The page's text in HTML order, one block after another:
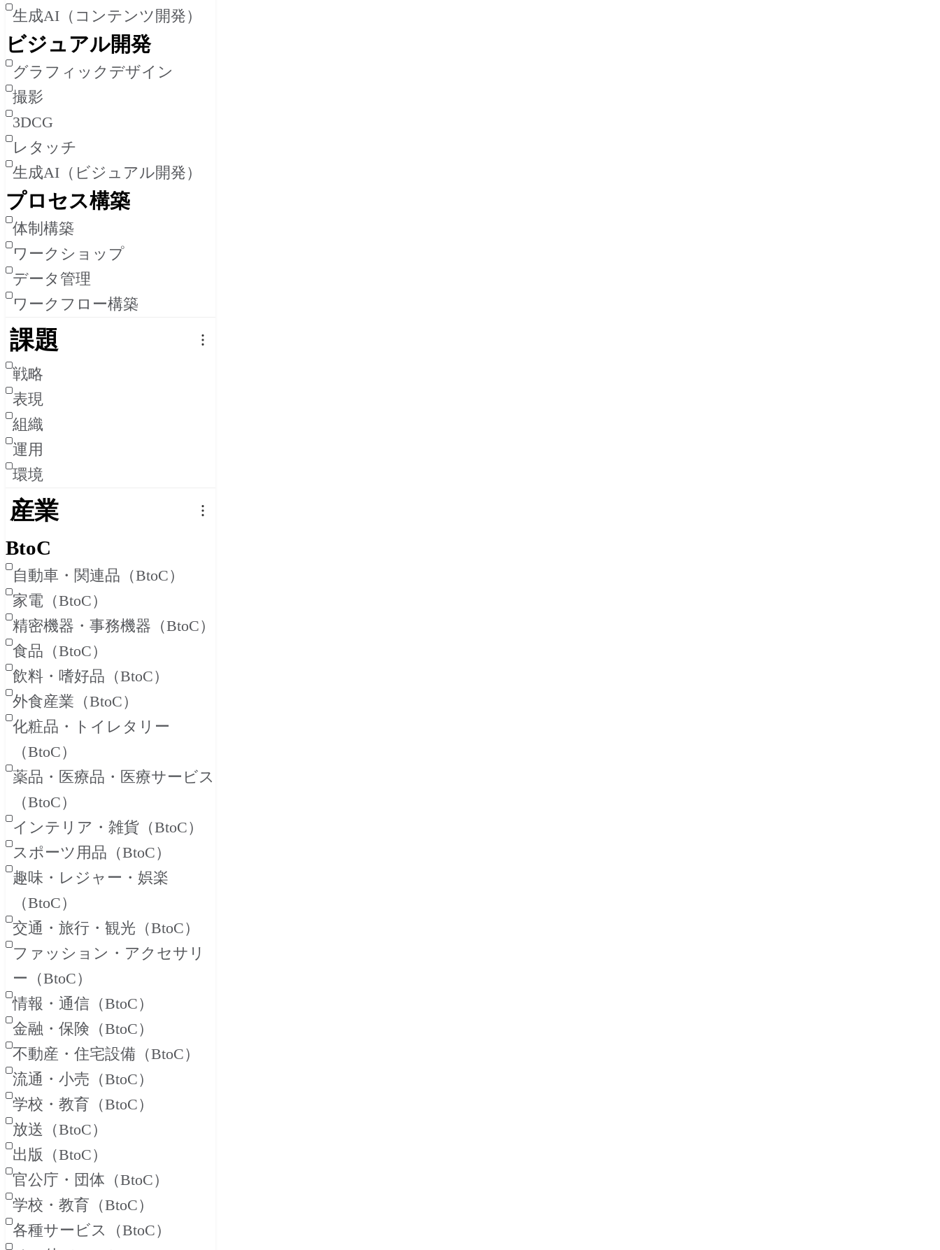
生成AI（コンテンツ開発）
ビジュアル開発
グラフィックデザイン
撮影
3DCG
レタッチ
生成AI（ビジュアル開発）
プロセス構築
体制構築
ワークショップ
データ管理
ワークフロー構築
課題
戦略
表現
組織
運用
環境
産業
BtoC
自動車・関連品 （BtoC）
家電 （BtoC）
精密機器・事務機器 （BtoC）
食品 （BtoC）
飲料・嗜好品 （BtoC）
外食産業 （BtoC）
化粧品・トイレタリー
（BtoC）
薬品・医療品・医療サービス
（BtoC）
インテリア・雑貨 （BtoC）
スポーツ用品 （BtoC）
趣味・レジャー・娯楽
（BtoC）
交通・旅行・観光 （BtoC）
ファッション・アクセサリ
ー （BtoC）
情報・通信 （BtoC）
金融・保険 （BtoC）
不動産・住宅設備 （BtoC）
流通・小売 （BtoC）
学校・教育 （BtoC）
放送 （BtoC）
出版 （BtoC）
官公庁・団体 （BtoC）
学校・教育 （BtoC）
各種サービス
（BtoC）